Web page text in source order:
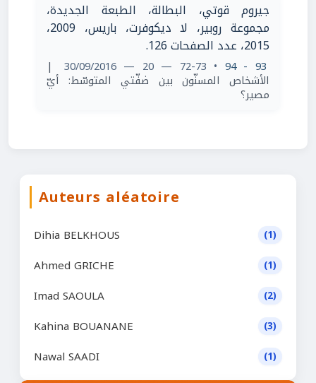
جيروم قوتي، البطالة، الطبعة الجديدة،
مجموعة روبير، لا ديكوفرت، باريس، 2009،
2015، عدد الصفحات 126.
93 - 94
• 72-73 — 20 — 30/09/2016
|
الأشخاص المسنّون بين ضفّتي المتوسّط: أيّ
مصير؟
Auteurs aléatoire
Dihia BELKHOUS (1)
Ahmed GRICHE (1)
Imad SAOULA (2)
Kahina BOUANANE (3)
Nawal SAADI (1)